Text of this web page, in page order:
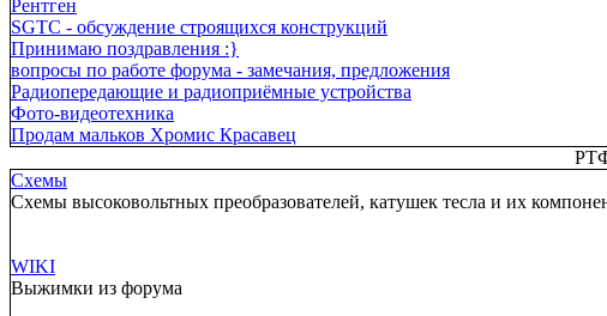
Рентген
SGTC - обсуждение строящихся конструкций
Принимаю поздравления :}
вопросы по работе форума - замечания, предложения
Радиопередающие и радиоприёмные устройства
Фото-видеотехника
Продам мальков Хромис Красавец
Схемы
Схемы высоковольтных преобразователей, катушек тесла и их
WIKI
Выжимки из форума